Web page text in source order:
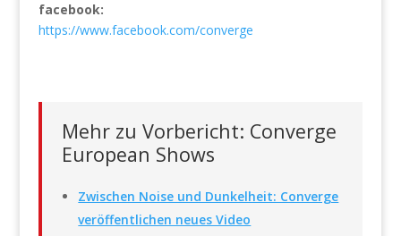
facebook:
https://www.facebook.com/converge
Mehr zu Vorbericht: Converge
European Shows
Zwischen Noise und Dunkelheit: Converge
veröffentlichen neues Video